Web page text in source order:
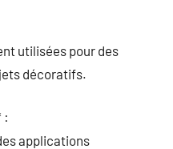
utilisées pour des
décoratifs.
:
applications